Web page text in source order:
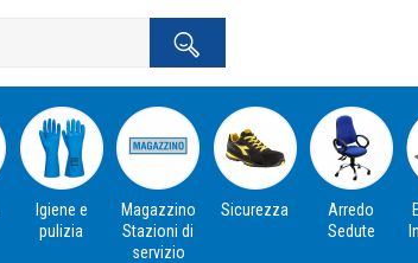
Igiene e
pulizia
Magazzino
Stazioni di
servizio
Sicurezza
Arredo
Sedute